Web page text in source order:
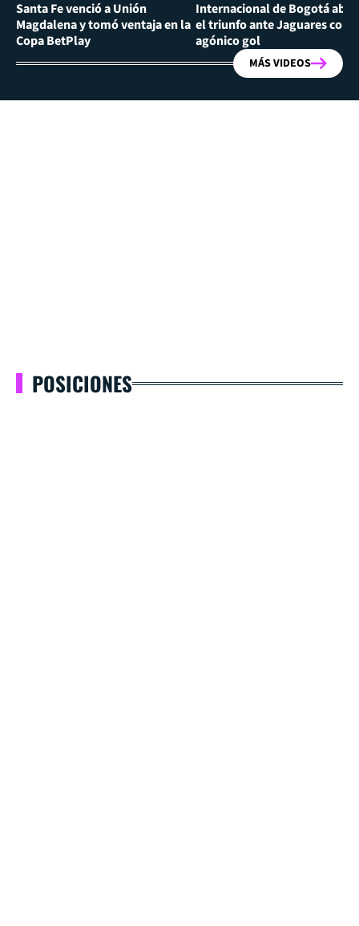
Santa Fe venció a Unión
Magdalena y tomó ventaja en la
Copa BetPlay
Internacional de Bogotá
el triunfo ante Jaguares con
agónico gol
MÁS VIDEOS
POSICIONES